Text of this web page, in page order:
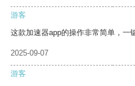
游客
这款加速器app的操作非常简单，一
2025-09-07
游客